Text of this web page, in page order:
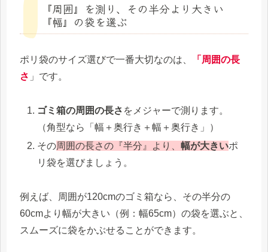
『周囲』を測り、その半分より大きい
『幅』の袋を選ぶ
ポリ袋のサイズ選びで一番大切なのは、
「周囲の長
さ 」です。
ゴミ箱の周囲の長さ をメジャーで測ります。
（角型なら「幅＋奥行き＋幅＋奥行き」）
その周囲の長さの『半分』より、幅が大きいポ
リ袋を選びましょう。
例えば、周囲が120cmのゴミ箱なら、その半分の
60cmより幅が大きい（例：幅65cm）の袋を選ぶと、
スムーズに袋をかぶせることができます。